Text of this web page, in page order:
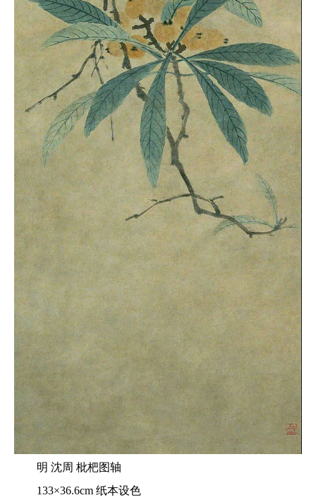
明 沈周 枇杷图轴
133×36.6cm 纸本设色